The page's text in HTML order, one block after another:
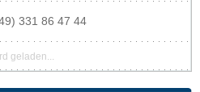
331 86 47 44
geladen...